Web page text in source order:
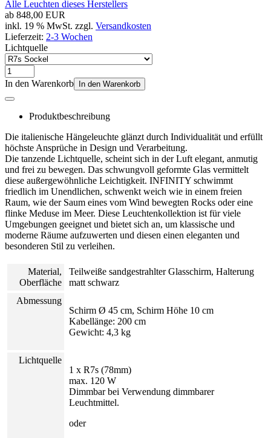
Alle Leuchten dieses Herstellers
ab 848,00 EUR
inkl. 19 % MwSt. zzgl. Versandkosten
Lieferzeit: 2-3 Wochen
Lichtquelle
In den Warenkorb In den Warenkorb
Produktbeschreibung
Die italienische Hängeleuchte glänzt durch Individualität und erfüllt
höchste Ansprüche in Design und Verarbeitung.
Die tanzende Lichtquelle, scheint sich in der Luft elegant, anmutig
und frei zu bewegen. Das schwungvoll geformte Glas vermittelt
diese außergewöhnliche Leichtigkeit. INFINITY schwimmt
friedlich im Unendlichen, schwenkt weich wie in einem freien
Raum, wie der Saum eines vom Wind bewegten Rocks oder eine
flinke Meduse im Meer. Diese Leuchtenkollektion ist für viele
Umgebungen geeignet und bietet sich an, um klassische und
moderne Räume aufzuwerten und diesen einen eleganten und
besonderen Stil zu verleihen.
Material,
Oberfläche
Teilweiße sandgestrahlter Glasschirm, Halterung
matt schwarz
Abmessung
Schirm Ø 45 cm, Schirm Höhe 10 cm
Kabellänge: 200 cm
Gewicht: 4,3 kg
Lichtquelle
1 x R7s (78mm)
max. 120 W
Dimmbar bei Verwendung dimmbarer
Leuchtmittel.
oder